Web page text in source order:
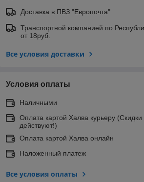
Доставка в ПВЗ "Европочта"
Транспортной компанией по
от 18руб.
Все условия доставки
Условия оплаты
Наличными
Оплата картой Халва курьеру (Скидки
действуют!)
Оплата картой Халва онлайн
Наложенный платеж
Все условия оплаты